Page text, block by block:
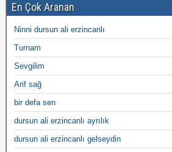
En Çok Aranan
Ninni dursun ali erzincanlı
Turnam
Sevgilim
Arif sağ
bir defa sen
dursun ali erzincanlı ayrılık
dursun ali erzincanlı gelseydin